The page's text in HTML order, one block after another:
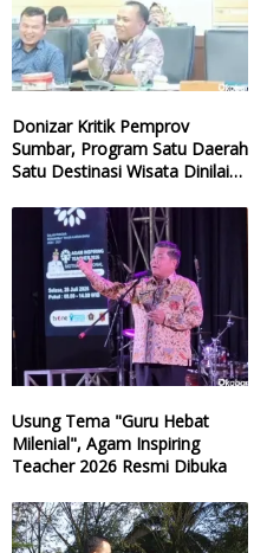
Donizar Kritik Pemprov
Sumbar, Program Satu Daerah
Satu Destinasi Wisata Dinilai
Usung Tema "Guru Hebat
Milenial", Agam Inspiring
Teacher 2026 Resmi Dibuka